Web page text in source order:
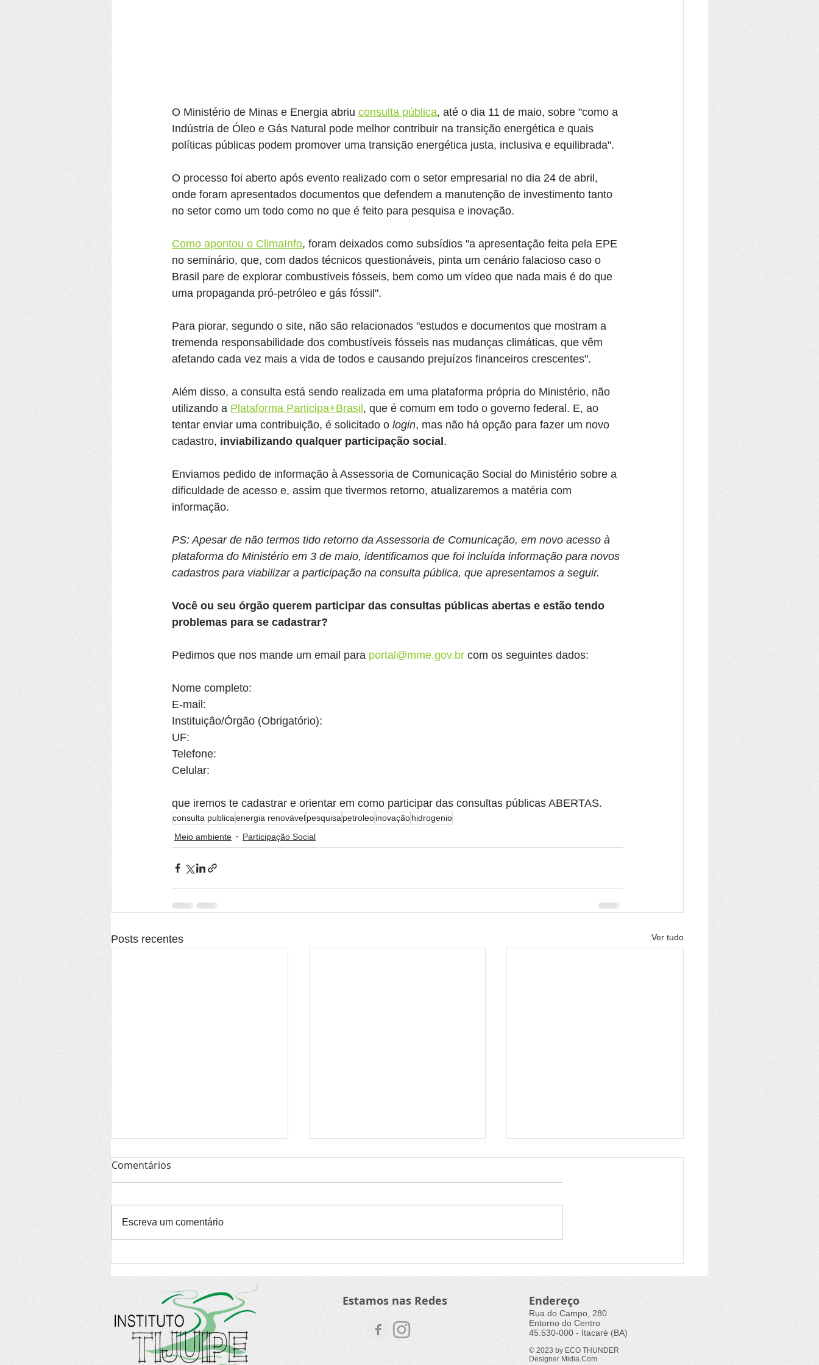
O Ministério de Minas e Energia abriu consulta pública, até o dia 11 de maio, sobre "como a
Indústria de Óleo e Gás Natural pode melhor contribuir na transição energética e quais
políticas públicas podem promover uma transição energética justa, inclusiva e equilibrada".
O processo foi aberto após evento realizado com o setor empresarial no dia 24 de abril,
onde foram apresentados documentos que defendem a manutenção de investimento tanto
no setor como um todo como no que é feito para pesquisa e inovação.
Como apontou o ClimaInfo, foram deixados como subsídios "a apresentação feita pela EPE
no seminário, que, com dados técnicos questionáveis, pinta um cenário falacioso caso o
Brasil pare de explorar combustíveis fósseis, bem como um vídeo que nada mais é do que
uma propaganda pró-petróleo e gás fóssil".
Para piorar, segundo o site, não são relacionados "estudos e documentos que mostram a
tremenda responsabilidade dos combustíveis fósseis nas mudanças climáticas, que vêm
afetando cada vez mais a vida de todos e causando prejuízos financeiros crescentes".
Além disso, a consulta está sendo realizada em uma plataforma própria do Ministério, não
utilizando a Plataforma Participa+Brasil , que é comum em todo o governo federal. E, ao
tentar enviar uma contribuição, é solicitado o login, mas não há opção para fazer um novo
cadastro, inviabilizando qualquer participação social .
Enviamos pedido de informação à Assessoria de Comunicação Social do Ministério sobre a
dificuldade de acesso e, assim que tivermos retorno, atualizaremos a matéria com
informação.
PS: Apesar de não termos tido retorno da Assessoria de Comunicação, em novo acesso à
plataforma do Ministério em 3 de maio, identificamos que foi incluída informação para novos
cadastros para viabilizar a participação na consulta pública, que apresentamos a seguir.
Você ou seu órgão querem participar das consultas públicas abertas e estão tendo
problemas para se cadastrar?
Pedimos que nos mande um email para portal@mme.gov.br com os seguintes dados:
Nome completo:
E-mail:
Instituição/Órgão (Obrigatório):
UF:
Telefone:
Celular:
que iremos te cadastrar e orientar em como participar das consultas públicas ABERTAS.
consulta publicaenergia renovávelpesquisa petroleoinovaçãohidrogenio
Meio ambiente
Participação Social
Posts recentes Ver tudo
mercado mundial de
energia eólica
aqui?
Comentários
Escreva um comentário
Estamos nas Redes Endereço
Rua do Campo, 280
Entorno do Centro
45.530-000 - Itacaré (BA)
© 2023 by ECO THUNDER
Designer Midia.Com